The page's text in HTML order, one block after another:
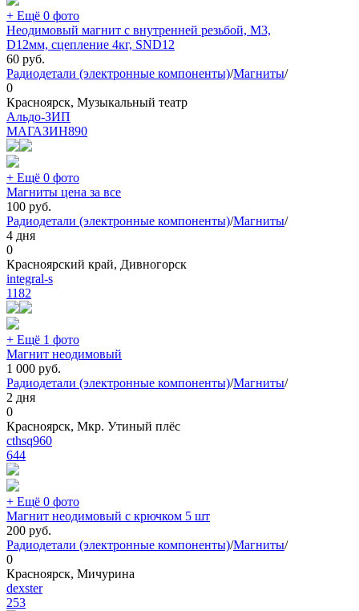
+ Ещё 0 фото
Неодимовый магнит с внутренней резьбой, М3,
D12мм, сцепление 4кг, SND12
60 руб.
Радиодетали (электронные компоненты)/Магниты/
0
Красноярск, Музыкальный театр
Альдо-ЗИП
МАГАЗИН890
+ Ещё 0 фото
Магниты цена за все
100 руб.
Радиодетали (электронные компоненты)/Магниты/
4 дня
0
Красноярский край, Дивногорск
integral-s
1182
+ Ещё 1 фото
Магнит неодимовый
1 000 руб.
Радиодетали (электронные компоненты)/Магниты/
2 дня
0
Красноярск, Мкр. Утиный плёс
cthsq960
644
+ Ещё 0 фото
Магнит неодимовый с крючком 5 шт
200 руб.
Радиодетали (электронные компоненты)/Магниты/
0
Красноярск, Мичурина
dexster
253